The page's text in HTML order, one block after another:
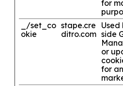
for
_/set_co
okie
stape.cre
ditro.com
Used
side
or
for